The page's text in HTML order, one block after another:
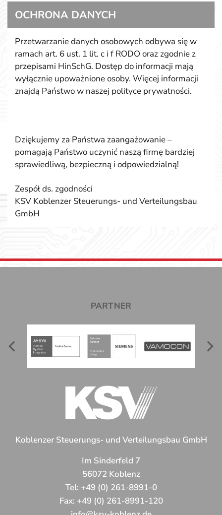
OCHRONA DANYCH
Przetwarzanie danych osobowych odbywa się w
ramach art. 6 ust. 1 lit. c i f RODO oraz zgodnie z
przepisami HinSchG. Dostęp do informacji mają
wyłącznie upoważnione osoby. Więcej informacji
znajdą Państwo w naszej polityce prywatności.
Dziękujemy za Państwa zaangażowanie –
pomagają Państwo uczynić naszą firmę bardziej
sprawiedliwą, bezpieczną i odpowiedzialną!
Zespół ds. zgodności
KSV Koblenzer Steuerungs- und Verteilungsbau
GmbH
PARTNER
Koblenzer Steuerungs- und Verteilungsbau GmbH
Im Sinderfeld 7
56072 Koblenz
Tel: +49 (0) 261-8991-0
Fax: +49 (0) 261-8991-120